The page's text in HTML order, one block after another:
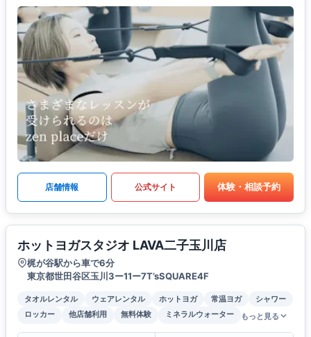
店舗情報 公式サイト 体験・相談予約
ホットヨガスタジオ LAVA二子玉川店
梶が谷駅から車で6分
東京都世田谷区玉川3ー11ー7T’sSQUARE4F
タオルレンタル ウェアレンタル ホットヨガ 常温ヨガ
シャワー
ロッカー
他店舗利用 無料体験 ミネラルウォーター もっと見る